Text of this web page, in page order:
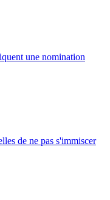
une nomination
de ne pas s'immiscer